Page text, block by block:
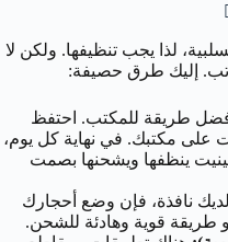
لذا يجب تنظيفها. ولكن لا
إليك طرق حصيفة:
طريقة للمكتب. احتفظ
على مكتبك. في نهاية كل يوم،
ينظفها ويشحنها بصمت
لديك نافذة، فإن وضع أحجارك
طريقة قوية وهادئة للشحن.